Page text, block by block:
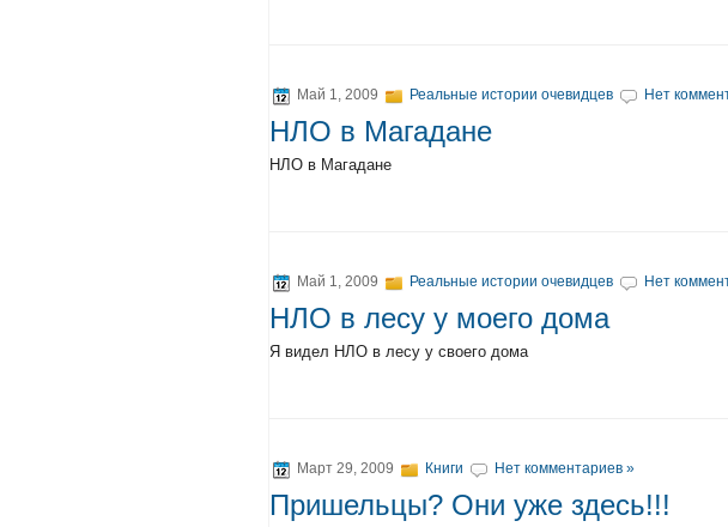
Май 1, 2009 Реальные истории очевидцев Нет
НЛО в Магадане
НЛО в Магадане
Май 1, 2009 Реальные истории очевидцев Нет
НЛО в лесу у моего дома
Я видел НЛО в лесу у своего дома
Март 29, 2009 Книги Нет комментариев »
Пришельцы? Они уже здесь!!!